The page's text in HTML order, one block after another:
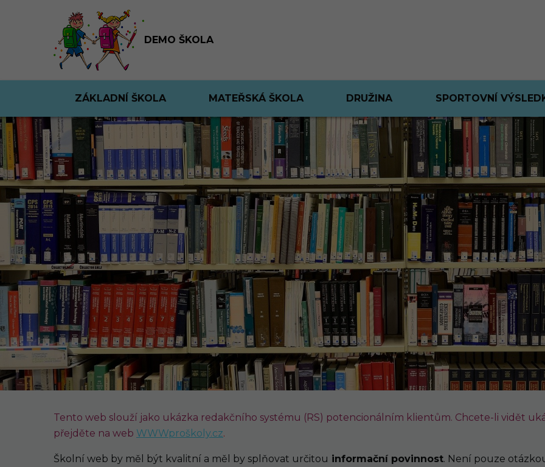
DEMO ŠKOLA
ZÁKLADNÍ ŠKOLA MATEŘSKÁ ŠKOLA DRUŽINA SPORTOVNÍ
Tento web slouží jako ukázka redakčního systému (RS) potencionálním klientům. Chcete-li vidět
přejděte na web WWWproškoly.cz.
Školní web by měl být kvalitní a měl by splňovat určitou informační povinnost. Není pouze